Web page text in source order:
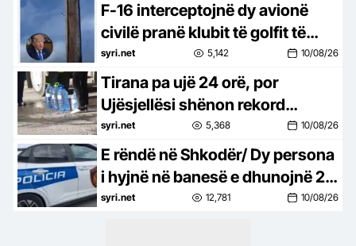
F-16 interceptojnë dy avionë
civilë pranë klubit të golfit të
Trump në New Jersey
syri.net 5,142 10/08/26
Tirana pa ujë 24 orë, por
Ujësjellësi shënon rekord
fitimesh
syri.net 5,368 10/08/26
E rëndë në Shkodër/ Dy persona
i hyjnë në banesë e dhunojnë 23
vjeçaren
syri.net 12,781 10/08/26